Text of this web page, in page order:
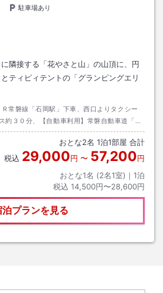
駐車場あり
隣接する「花やさと山」の山頂に、円
ティピィテントの「グランピングエリ
Ｒ常磐線「石岡駅」下車、西口よりタクシー
約３０分、【自動車利用】常磐自動車道「土
１５分。
おとな2名 1泊1部屋 合計
税込 29,000円 〜 57,200円
おとな1名 (2名1室)｜ 1泊
税込 14,500円〜28,600円
泊プランを見る